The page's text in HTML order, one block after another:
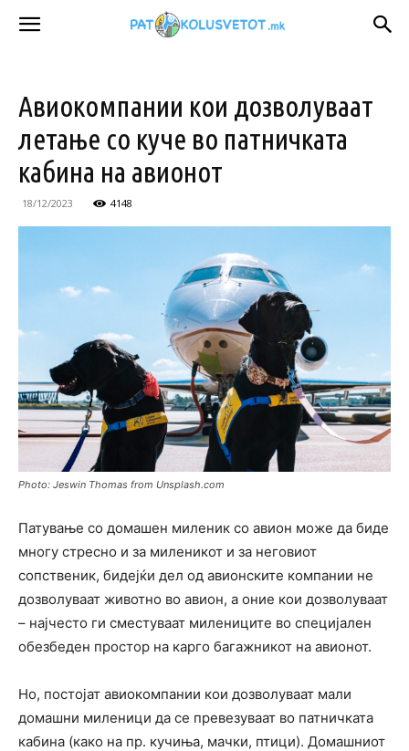
Авиокомпании кои дозволуваат
летање со кучe во патничката
кабина на авионот
18/12/2023 4148
Photo: Jeswin Thomas from Unsplash.com
Патување со домашен миленик со авион може да биде
многу стресно и за миленикот и за неговиот
сопственик, бидејќи дел од авионските компании не
дозволуваат животно во авион, а оние кои дозволуваат
– најчесто ги сместуваат милениците во специјален
обезбеден простор на карго багажникот на авионот.
Но, постојат авиокомпании кои дозволуваат мали
домашни миленици да се превезуваат во патничката
кабина (како на пр. кучиња, мачки, птици). Домашниот